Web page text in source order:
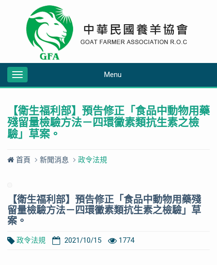
Menu
Toggle
navigation
【衛生福利部】預告修正「食品中動物用藥
殘留量檢驗方法－四環黴素類抗生素之檢
驗」草案。
首頁 新聞消息 政令法規
【衛生福利部】預告修正「食品中動物用藥殘
留量檢驗方法－四環黴素類抗生素之檢驗」草
案。
政令法規 2021/10/15 1774